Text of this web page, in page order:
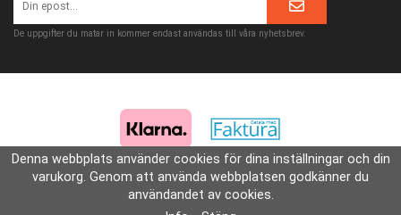
De uppgifter du matar in kommer endast användas till våra nyhetsbrev.
Denna webbplats använder cookies för dina inställningar och din
varukorg. Genom att använda webbplatsen godkänner du
användandet av cookies.